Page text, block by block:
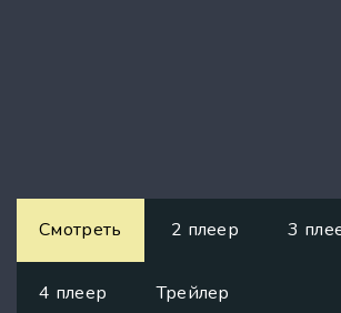
Смотреть 2 плеер 3
4 плеер Трейлер